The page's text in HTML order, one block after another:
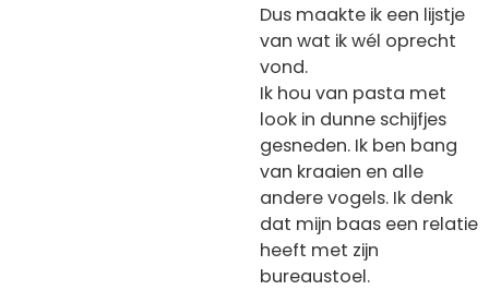
Dus maakte ik een lijstje
van wat ik wél oprecht
vond.
Ik hou van pasta met
look in dunne schijfjes
gesneden. Ik ben bang
van kraaien en alle
andere vogels. Ik denk
dat mijn baas een relatie
heeft met zijn
bureaustoel.